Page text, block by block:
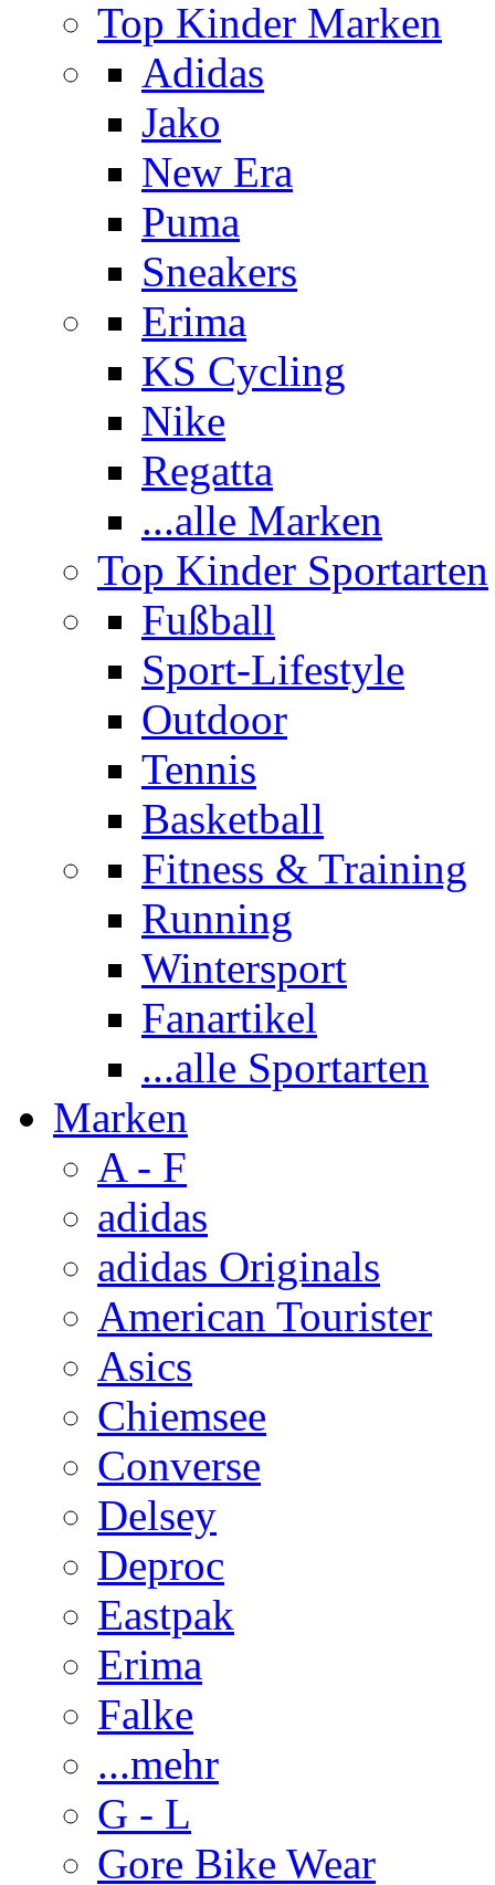
Top Kinder Marken
Adidas
Jako
New Era
Puma
Sneakers
Erima
KS Cycling
Nike
Regatta
...alle Marken
Top Kinder Sportarten
Fußball
Sport-Lifestyle
Outdoor
Tennis
Basketball
Fitness & Training
Running
Wintersport
Fanartikel
...alle Sportarten
Marken
A - F
adidas
adidas Originals
American Tourister
Asics
Chiemsee
Converse
Delsey
Deproc
Eastpak
Erima
Falke
...mehr
G - L
Gore Bike Wear